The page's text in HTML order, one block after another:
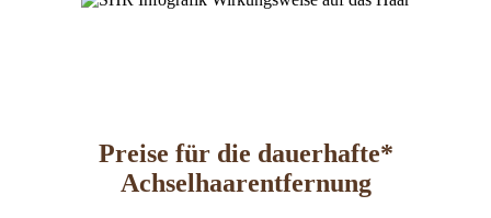
Preise für die dauerhafte*
Achselhaarentfernung